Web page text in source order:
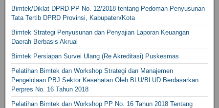
Bimtek/Diklat DPRD PP No. 12/2018 tentang Pedoman Penyusunan
Tata Tertib DPRD Provinsi, Kabupaten/Kota
Bimtek Strategi Penyusunan dan Penyajian Laporan Keuangan
Daerah Berbasis Akrual
Bimtek Persiapan Survei Ulang (Re Akreditasi) Puskesmas
Pelatihan Bimtek dan Workshop Strategi dan Manajemen
Pengelolaan PBJ Sektor Kesehatan Oleh BLU/BLUD Berdasarkan
Perpres No. 16 Tahun 2018
Pelatihan Bimtek dan Workshop PP No. 16 Tahun 2018 Tentang